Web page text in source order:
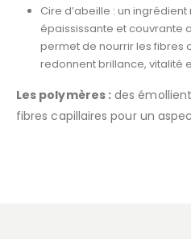
Cire d’abeille : un
épaississante et couvrante
permet de nourrir les fibres
redonnent brillance, vitalité
Les polymères : des
fibres capillaires pour un